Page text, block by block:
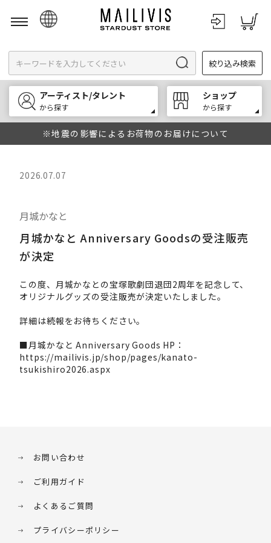
English
한국어
中文
絞り込み検索
アーティスト/タレント
から探す
ショップ
から探す
※地震の影響によるお荷物のお届けについて
2026.07.07
月城かなと
月城かなと Anniversary Goodsの受注販売
が決定
この度、月城かなとの宝塚歌劇団退団2周年を記念して、
オリジナルグッズの受注販売が決定いたしました。
詳細は続報をお待ちください。
■月城かなと Anniversary Goods HP：
https://mailivis.jp/shop/pages/kanato-
tsukishiro2026.aspx
お問い合わせ
ご利用ガイド
よくあるご質問
プライバシーポリシー